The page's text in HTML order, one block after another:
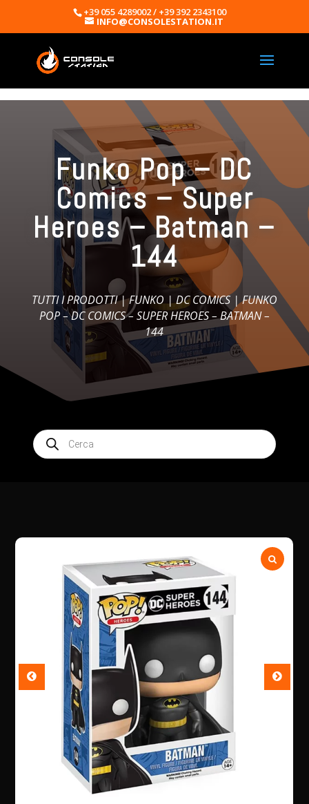
+39 055 4289002 / +39 392 2343100
INFO@CONSOLESTATION.IT
Funko Pop – DC
Comics – Super
Heroes – Batman –
144
TUTTI I PRODOTTI|FUNKO |DC COMICS| FUNKO
POP – DC COMICS – SUPER HEROES – BATMAN –
144
Products
search